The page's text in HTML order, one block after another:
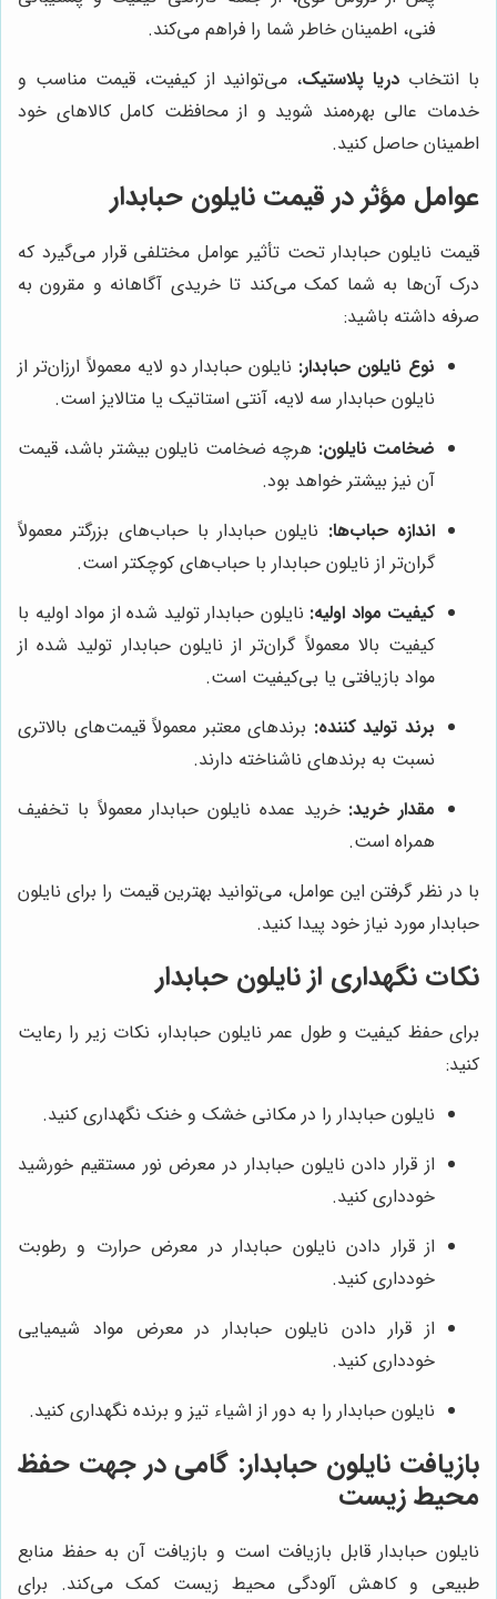
فنی، اطمینان خاطر شما را فراهم می‌کند.
با انتخاب دریا پلاستیک، می‌توانید از کیفیت، قیمت مناسب و
خدمات عالی بهره‌مند شوید و از محافظت کامل کالاهای خود
اطمینان حاصل کنید.
عوامل مؤثر در قیمت نایلون حبابدار
قیمت نایلون حبابدار تحت تأثیر عوامل مختلفی قرار می‌گیرد که
درک آن‌ها به شما کمک می‌کند تا خریدی آگاهانه و مقرون به
صرفه داشته باشید:
نوع نایلون حبابدار: نایلون حبابدار دو لایه معمولاً ارزان‌تر از
نایلون حبابدار سه لایه، آنتی استاتیک یا متالایز است.
ضخامت نایلون: هرچه ضخامت نایلون بیشتر باشد، قیمت
آن نیز بیشتر خواهد بود.
اندازه حباب‌ها: نایلون حبابدار با حباب‌های بزرگتر معمولاً
گران‌تر از نایلون حبابدار با حباب‌های کوچکتر است.
کیفیت مواد اولیه: نایلون حبابدار تولید شده از مواد اولیه با
کیفیت بالا معمولاً گران‌تر از نایلون حبابدار تولید شده از
مواد بازیافتی یا بی‌کیفیت است.
برند تولید کننده: برندهای معتبر معمولاً قیمت‌های بالاتری
نسبت به برندهای ناشناخته دارند.
مقدار خرید: خرید عمده نایلون حبابدار معمولاً با تخفیف
همراه است.
با در نظر گرفتن این عوامل، می‌توانید بهترین قیمت را برای نایلون
حبابدار مورد نیاز خود پیدا کنید.
نکات نگهداری از نایلون حبابدار
برای حفظ کیفیت و طول عمر نایلون حبابدار، نکات زیر را رعایت
کنید:
نایلون حبابدار را در مکانی خشک و خنک نگهداری کنید.
از قرار دادن نایلون حبابدار در معرض نور مستقیم خورشید
خودداری کنید.
از قرار دادن نایلون حبابدار در معرض حرارت و رطوبت
خودداری کنید.
از قرار دادن نایلون حبابدار در معرض مواد شیمیایی
خودداری کنید.
نایلون حبابدار را به دور از اشیاء تیز و برنده نگهداری کنید.
بازیافت نایلون حبابدار: گامی در جهت حفظ
محیط زیست
نایلون حبابدار قابل بازیافت است و بازیافت آن به حفظ منابع
طبیعی و کاهش آلودگی محیط زیست کمک می‌کند. برای